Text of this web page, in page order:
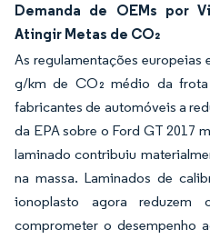
Demanda de OEMs por
Atingir Metas de CO₂
As regulamentações europeias
g/km de CO₂ médio da frota
fabricantes de automóveis a
da EPA sobre o Ford GT 2017
laminado contribuiu
na massa. Laminados de
ionoplasto agora
comprometer o desempenho